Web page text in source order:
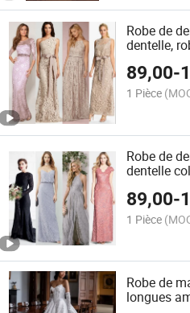
Robe de
dentelle,
89,00-
1 Pièce
Robe de
dentelle
89,00-
1 Pièce
Robe de
longues